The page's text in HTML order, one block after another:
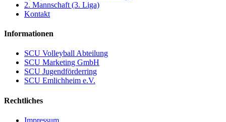
2. Mannschaft (3. Liga)
Kontakt
Informationen
SCU Volleyball Abteilung
SCU Marketing GmbH
SCU Jugendförderring
SCU Emlichheim e.V.
Rechtliches
Impressum